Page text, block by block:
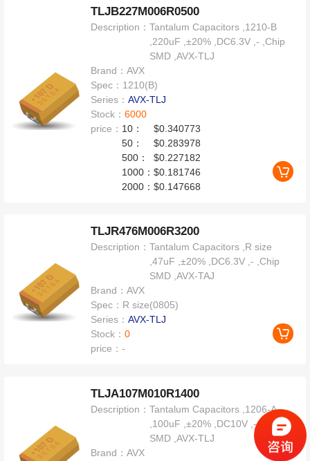
TLJB227M006R0500
Description：Tantalum Capacitors ,1210-B
,220uF ,±20% ,DC6.3V ,- ,Chip
SMD ,AVX-TLJ
Brand：AVX
Spec： 1210(B)
Series：AVX-TLJ
Stock：6000
price： 10：
$0.340773
50：
$0.283978
500：
$0.227182
1000：$0.181746
2000：$0.147668
TLJR476M006R3200
Description：Tantalum Capacitors ,R size
,47uF ,±20% ,DC6.3V ,- ,Chip
SMD ,AVX-TAJ
Brand：AVX
Spec： R size(0805)
Series：AVX-TLJ
Stock：0
price：-
TLJA107M010R1400
Description：Tantalum Capacitors ,1206-A
,100uF ,±20% ,DC10V ,- ,Chip
SMD ,AVX-TLJ
Brand：AVX